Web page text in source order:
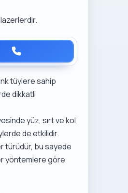
tüylere sahip
dikkatli
yüz, sırt ve kol
de etkilidir.
türüdür, bu sayede
yöntemlere göre